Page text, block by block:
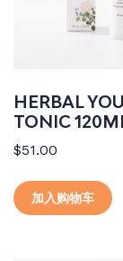
HERBAL
TONIC
$51.00
加入购物车